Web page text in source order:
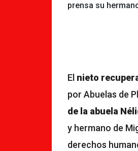
prensa su
El nieto
por Abuelas de
de la abuela
y hermano de
derechos